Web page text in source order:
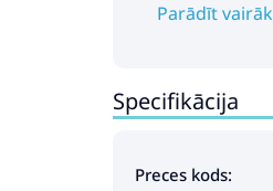
Parādīt vairāk
Specifikācija
Preces kods: